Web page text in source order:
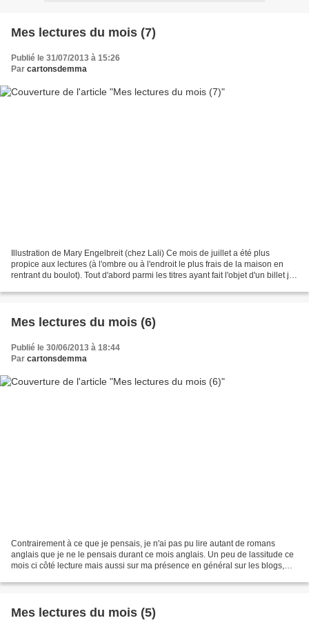
Mes lectures du mois (7)
Publié le 31/07/2013 à 15:26
Par cartonsdemma
Illustration de Mary Engelbreit (chez Lali) Ce mois de juillet a été plus
propice aux lectures (à l'ombre ou à l'endroit le plus frais de la maison en
rentrant du boulot). Tout d'abord parmi les titres ayant fait l'objet d'un billet je
Mes lectures du mois (6)
Publié le 30/06/2013 à 18:44
Par cartonsdemma
Contrairement à ce que je pensais, je n'ai pas pu lire autant de romans
anglais que je ne le pensais durant ce mois anglais. Un peu de lassitude ce
mois ci côté lecture mais aussi sur ma présence en général sur les blogs,
Mes lectures du mois (5)